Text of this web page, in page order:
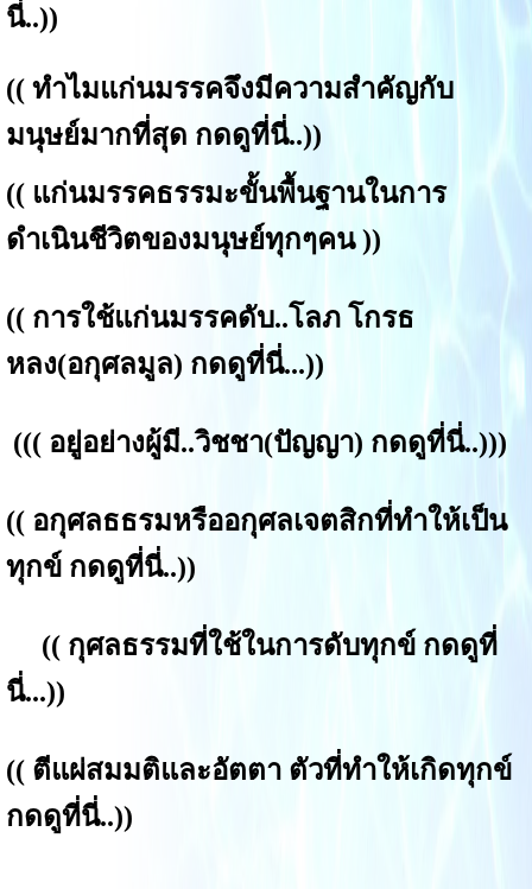
นี่..))
(( ทำไมแก่นมรรคจึงมีความสำคัญกับ
มนุษย์มากที่สุด กดดูที่นี่..))
(( แก่นมรรคธรรมะขั้นพื้นฐานในการ
ดำเนินชีวิตของมนุษย์ทุกๆคน))
(( การใช้แก่นมรรคดับ..โลภ โกรธ
หลง(อกุศลมูล) กดดูที่นี่...))
((( อยู่อย่างผู้มี..วิชชา(ปัญญา) กดดูที่นี่..)))
(( อกุศลธธรมหรืออกุศลเจตสิกที่ทำให้เป็น
ทุกข์ กดดูที่นี่..))
(( กุศลธรรมที่ใช้ในการดับทุกข์ กดดูที่
นี่...))
(( ตีแผ่สมมติและอัตตา ตัวที่ทำให้เกิดทุกข์
กดดูที่นี่..))